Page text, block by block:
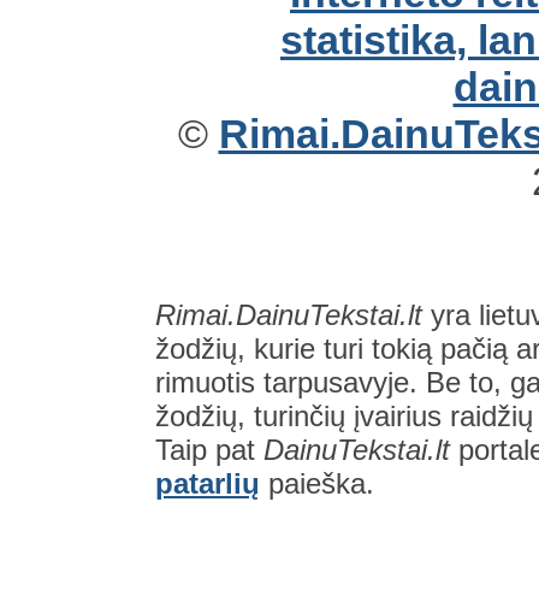
©
Rimai.DainuTekstai.ltyra
žodžių, kurie turi tokią pačią
rimuotis tarpusavyje. Be to,
žodžių, turinčių įvairius
Taip pat DainuTekstai.lt
patarlių paieška.